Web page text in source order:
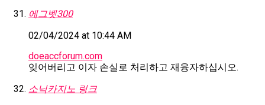
에그벳300
02/04/2024 at 10:44 AM
doeaccforum.com
잊어버리고 이자 손실로 처리하고 재융자하십시오.
소닉카지노 링크